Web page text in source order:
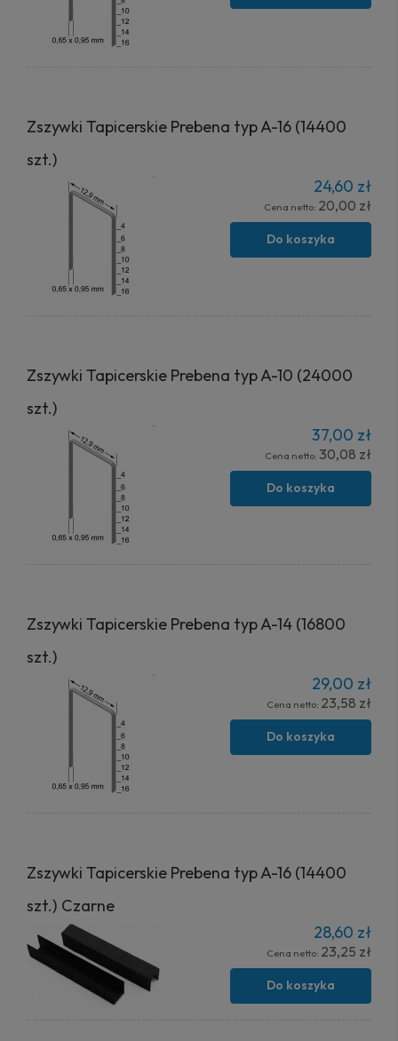
Zszywki Tapicerskie Prebena typ A-16 (14400
szt.)
24,60 zł
Cena netto: 20,00 zł
Do koszyka
Zszywki Tapicerskie Prebena typ A-10 (24000
szt.)
37,00 zł
Cena netto: 30,08 zł
Do koszyka
Zszywki Tapicerskie Prebena typ A-14 (16800
szt.)
29,00 zł
Cena netto: 23,58 zł
Do koszyka
Zszywki Tapicerskie Prebena typ A-16 (14400
szt.) Czarne
28,60 zł
Cena netto: 23,25 zł
Do koszyka